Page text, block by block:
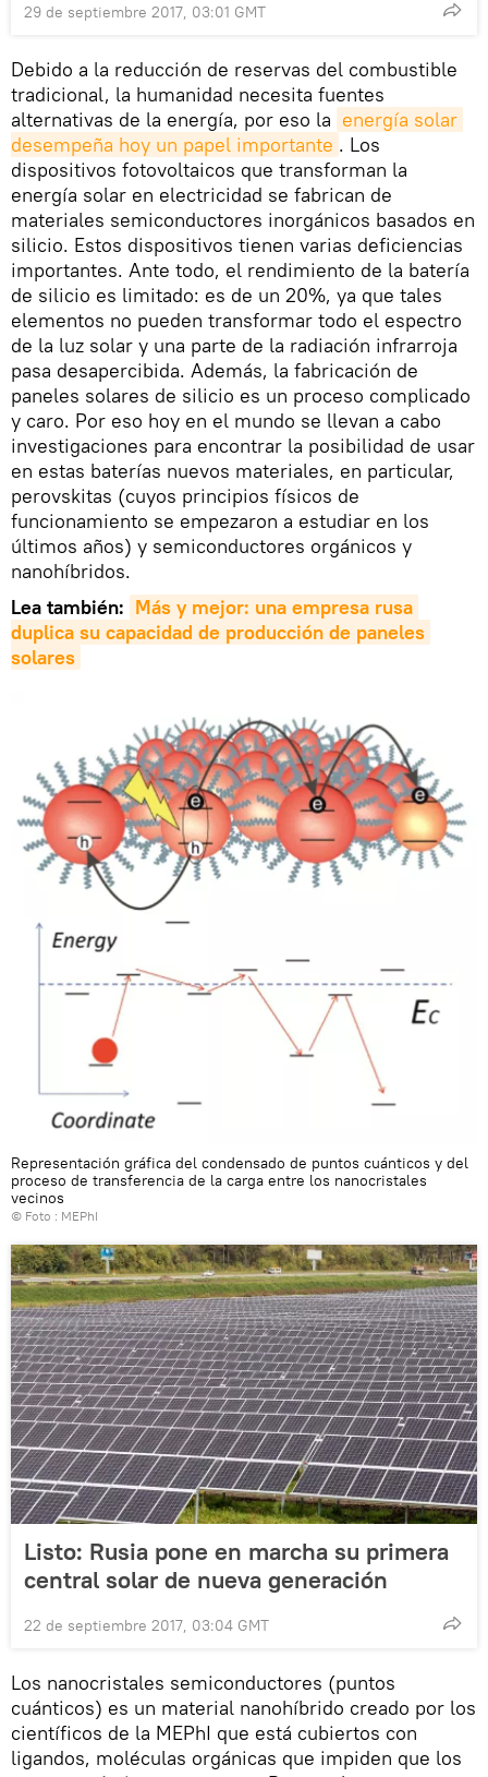
29 de septiembre 2017, 03:01 GMT
Debido a la reducción de reservas del combustible
tradicional, la humanidad necesita fuentes
alternativas de la energía, por eso la energía solar
desempeña hoy un papel importante . Los
dispositivos fotovoltaicos que transforman la
energía solar en electricidad se fabrican de
materiales semiconductores inorgánicos basados en
silicio. Estos dispositivos tienen varias deficiencias
importantes. Ante todo, el rendimiento de la batería
de silicio es limitado: es de un 20%, ya que tales
elementos no pueden transformar todo el espectro
de la luz solar y una parte de la radiación infrarroja
pasa desapercibida. Además, la fabricación de
paneles solares de silicio es un proceso complicado
y caro. Por eso hoy en el mundo se llevan a cabo
investigaciones para encontrar la posibilidad de usar
en estas baterías nuevos materiales, en particular,
perovskitas (cuyos principios físicos de
funcionamiento se empezaron a estudiar en los
últimos años) y semiconductores orgánicos y
nanohíbridos.
Lea también: Más y mejor: una empresa rusa
duplica su capacidad de producción de paneles
solares
Representación gráfica del condensado de puntos cuánticos y del
proceso de transferencia de la carga entre los nanocristales
vecinos
© Foto : MEPhI
Listo: Rusia pone en marcha su primera
central solar de nueva generación
22 de septiembre 2017, 03:04 GMT
Los nanocristales semiconductores (puntos
cuánticos) es un material nanohíbrido creado por los
científicos de la MEPhI que está cubiertos con
ligandos, moléculas orgánicas que impiden que los